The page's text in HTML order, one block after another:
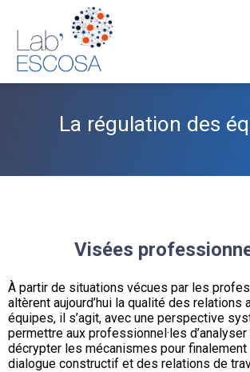
La régulation des
Visées
À partir de situations vécues par les
altèrent aujourd’hui la qualité des relations
équipes, il s’agit, avec une perspective
permettre aux professionnel·les d’analyser
décrypter les mécanismes pour finalement
dialogue constructif et des relations de